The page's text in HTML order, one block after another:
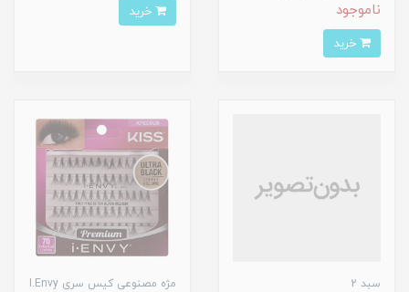
ناموجود
سبد 2
مژه مصنوعی کیس سری I.Envy